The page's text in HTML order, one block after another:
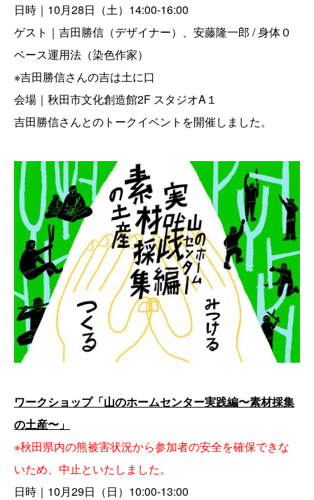
日時｜10月28日（土）14:00-16:00
ゲスト｜吉田勝信（デザイナー）、安藤隆一郎 / 身体０
ベース運用法（染色作家）
※吉田勝信さんの吉は土に口
会場｜秋田市文化創造館2F スタジオA１
吉田勝信さんとのトークイベントを開催しました。
ワークショップ「山のホームセンター実践編〜素材採集
の土産〜」
※秋田県内の熊被害状況から参加者の安全を確保できな
いため、中止といたしました。
日時｜10月29日（日）10:00-13:00